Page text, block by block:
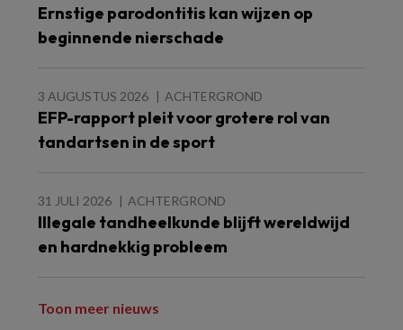
Ernstige parodontitis kan wijzen op
beginnende nierschade
3 AUGUSTUS 2026 ACHTERGROND
EFP-rapport pleit voor grotere rol van
tandartsen in de sport
31 JULI 2026 ACHTERGROND
Illegale tandheelkunde blijft wereldwijd
en hardnekkig probleem
Toon meer nieuws